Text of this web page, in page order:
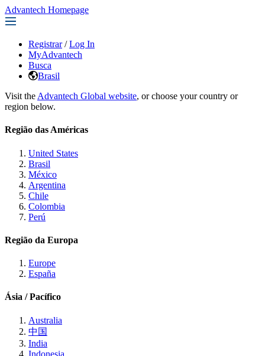
Advantech Homepage
Registrar / Log In
MyAdvantech
Busca
Brasil
Visit the Advantech Global website, or choose your country or
region below.
Região das Américas
United States
Brasil
México
Argentina
Chile
Colombia
Perú
Região da Europa
Europe
España
Ásia / Pacífico
Australia
中国
India
Indonesia